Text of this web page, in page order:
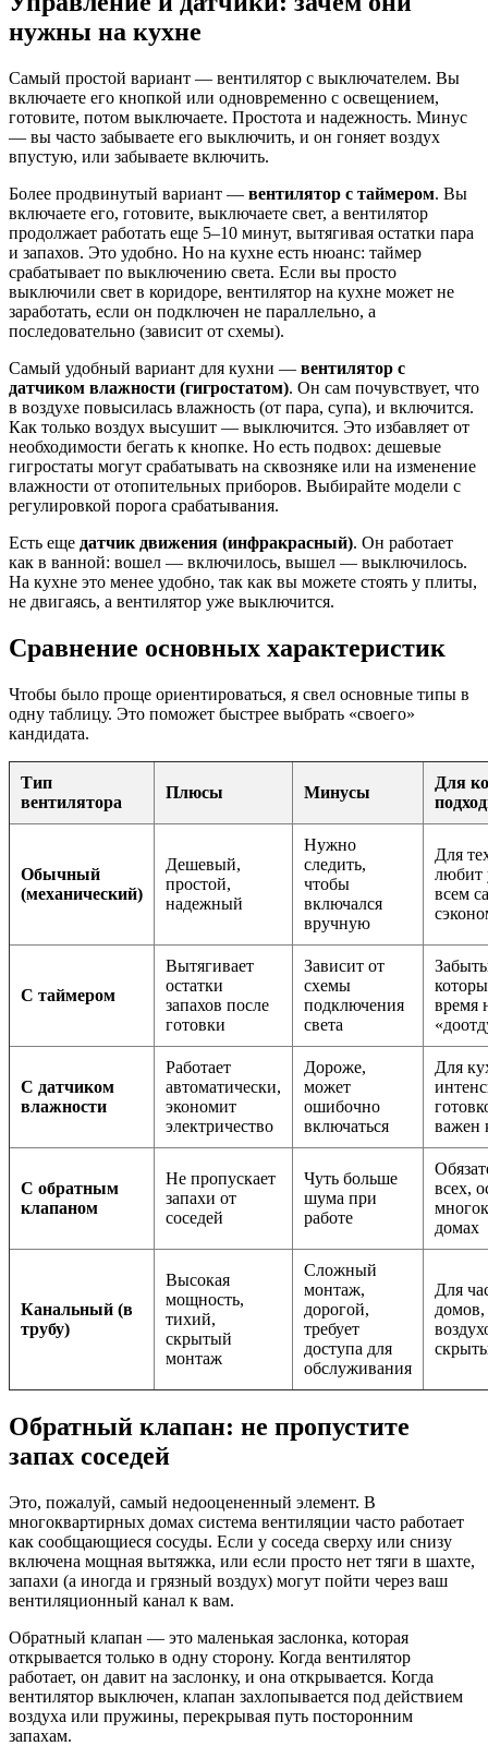
нужны на кухне
Самый простой вариант — вентилятор с выключателем. Вы
включаете его кнопкой или одновременно с освещением,
готовите, потом выключаете. Простота и надежность. Минус
— вы часто забываете его выключить, и он гоняет воздух
впустую, или забываете включить.
Более продвинутый вариант — вентилятор с таймером. Вы
включаете его, готовите, выключаете свет, а вентилятор
продолжает работать еще 5–10 минут, вытягивая остатки пара
и запахов. Это удобно. Но на кухне есть нюанс: таймер
срабатывает по выключению света. Если вы просто
выключили свет в коридоре, вентилятор на кухне может не
заработать, если он подключен не параллельно, а
последовательно (зависит от схемы).
Самый удобный вариант для кухни — вентилятор с
датчиком влажности (гигростатом). Он сам почувствует, что
в воздухе повысилась влажность (от пара, супа), и включится.
Как только воздух высушит — выключится. Это избавляет от
необходимости бегать к кнопке. Но есть подвох: дешевые
гигростаты могут срабатывать на сквозняке или на изменение
влажности от отопительных приборов. Выбирайте модели с
регулировкой порога срабатывания.
Есть еще датчик движения (инфракрасный). Он работает
как в ванной: вошел — включилось, вышел — выключилось.
На кухне это менее удобно, так как вы можете стоять у плиты,
не двигаясь, а вентилятор уже выключится.
Сравнение основных характеристик
Чтобы было проще ориентироваться, я свел основные типы в
одну таблицу. Это поможет быстрее выбрать «своего»
кандидата.
Тип
вентилятора
Плюсы Минусы
Для
Обычный
(механический)
Дешевый,
простой,
надежный
Нужно
следить,
чтобы
включался
вручную
Для
любит
всем
С таймером
Вытягивает
остатки
запахов после
готовки
Зависит от
схемы
подключения
света
время
С датчиком
влажности
Работает
автоматически,
экономит
электричество
Дороже,
может
ошибочно
включаться
Для
важен
С обратным
клапаном
Не пропускает
запахи от
соседей
Чуть больше
шума при
работе
всех,
домах
Канальный (в
трубу)
Высокая
мощность,
тихий,
скрытый
монтаж
Сложный
монтаж,
дорогой,
требует
доступа для
обслуживания
Для
Обратный клапан: не пропустите
запах соседей
Это, пожалуй, самый недооцененный элемент. В
многоквартирных домах система вентиляции часто работает
как сообщающиеся сосуды. Если у соседа сверху или снизу
включена мощная вытяжка, или если просто нет тяги в шахте,
запахи (а иногда и грязный воздух) могут пойти через ваш
вентиляционный канал к вам.
Обратный клапан — это маленькая заслонка, которая
открывается только в одну сторону. Когда вентилятор
работает, он давит на заслонку, и она открывается. Когда
вентилятор выключен, клапан захлопывается под действием
воздуха или пружины, перекрывая путь посторонним
запахам.